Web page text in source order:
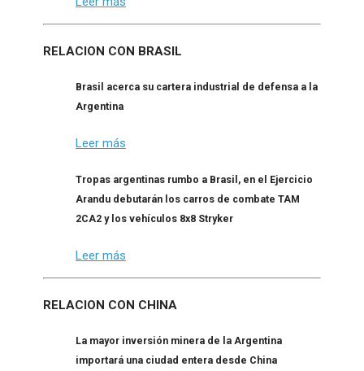
RELACION CON BRASIL
Brasil acerca su cartera industrial de defensa a la
Argentina
Leer más
Tropas argentinas rumbo a Brasil, en el Ejercicio
Arandu debutarán los carros de combate TAM
2CA2 y los vehículos 8x8 Stryker
Leer más
RELACION CON CHINA
La mayor inversión minera de la Argentina
importará una ciudad entera desde China